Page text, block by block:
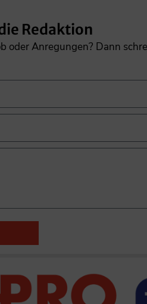
Redaktion
oder Anregungen? Dann